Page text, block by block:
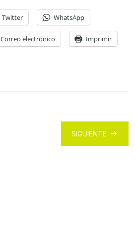
Twitter WhatsApp
Correo electrónico Imprimir
SIGUIENTE